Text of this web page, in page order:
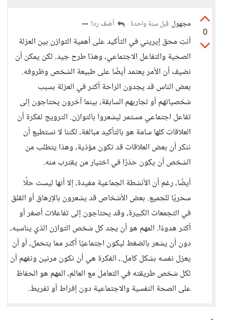
0
مجهول قبل سنة واحدة أضف ردا
أنتِ محق إيريني في التأكيد على أهمية التوازن بين العزلة
الصحية والتفاعل الاجتماعي، وهذا طرح جيد. لكن يمكن أن
نضيف أن الأمر يعتمد أيضًا على طبيعة الشخص وظروفه.
بعض الناس قد يجدون الراحة أكثر في العزلة بسبب
شخصياتهم أو تجاربهم السابقة، بينما آخرون يحتاجون إلى
تفاعل اجتماعي مستمر ليشعروا بالتوازن. الترويج لفكرة أن
العلاقات كلها سامة هو بالتأكيد مبالغة، لكننا لا نستطيع أن
ننكر أن بعض العلاقات قد تكون مؤذية، وهذا يتطلب من
الشخص أن يكون حذرًا في اختيار من يقترب منه.
أيضًا، رغم أن الأنشطة الجماعية مفيدة، إلا أنها ليست حلًا
سحريًا للجميع. بعض الأشخاص قد يشعرون بالإرهاق أو القلق
في التجمعات الكبيرة، وقد يحتاجون إلى تفاعلات أصغر أو
أكثر هدوءًا. المهم هو أن يجد كل شخص التوازن الذي يناسبه،
دون أن يشعر بالضغط ليكون اجتماعيًا أكثر مما يتحمل، أو أن
يعزل نفسه بشكل كامل.، الفكرة هي أن نكون مرنين ونفهم أن
لكل شخص طريقته في التعامل مع العالم، المهم هو الحفاظ
على الصحة النفسية والاجتماعية دون إفراط أو تفريط.